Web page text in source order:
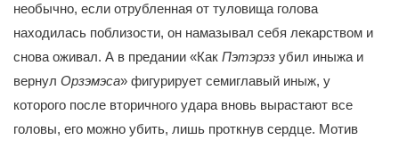
необычно, если отрубленная от туловища голова
находилась поблизости, он намазывал себя лекарством и
снова оживал. А в предании «Как Пэтэрэз убил иныжа и
вернул Орзэмэса» фигурирует семиглавый иныж, у
которого после вторичного удара вновь вырастают все
головы, его можно убить, лишь проткнув сердце. Мотив